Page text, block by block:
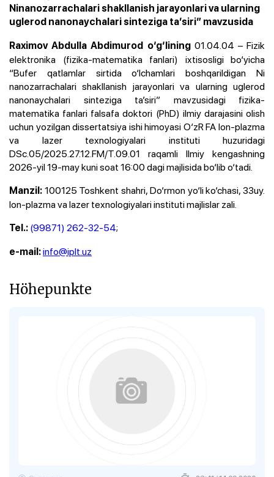
Ninanozarrachalari shakllanish jarayonlari va ularning
uglerod nanonaychalari sinteziga ta’siri” mavzusida
Raximov Abdulla Abdimurod o‘g‘lining 01.04.04 – Fizik
elektronika (fizika-matematika fanlari) ixtisosligi bo‘yicha
“Bufer qatlamlar sirtida o‘lchamlari boshqarildigan Ni
nanozarrachalari shakllanish jarayonlari va ularning uglerod
nanonaychalari sinteziga ta’siri” mavzusidagi fizika-
matematika fanlari falsafa doktori (PhD) ilmiy darajasini olish
uchun yozilgan dissertatsiya ishi himoyasi O‘zR FA Ion-plazma
va lazer texnologiyalari instituti huzuridagi
DSc.05/2025.27.12.FM/T.09.01 raqamli Ilmiy kengashning
2026-yil 19-may kuni soat 16:00 dagi majlisida bo‘lib o‘tadi.
Manzil: 100125 Toshkent shahri, Do‘rmon yo‘li ko‘chasi, 33uy.
Ion-plazma va lazer texnologiyalari instituti majlislar zali.
Tel.: (99871) 262-32-54;
e-mail:info@iplt.uz
Höhepunkte